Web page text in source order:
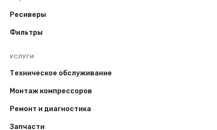
Ресиверы
Фильтры
УСЛУГИ
Техническое обслуживание
Монтаж компрессоров
Ремонт и диагностика
Запчасти